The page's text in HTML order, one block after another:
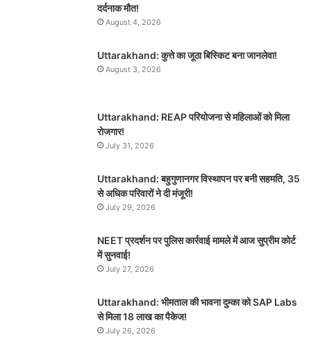
दर्दनाक मौत!
August 4, 2026
Uttarakhand: कुत्ते का जूठा बिस्किट बना जानलेवा!
August 3, 2026
Uttarakhand: REAP परियोजना से महिलाओं को मिला
रोजगार!
July 31, 2026
Uttarakhand: बहुगुणानगर विस्थापन पर बनी सहमति, 35
से अधिक परिवारों ने दी मंजूरी!
July 29, 2026
NEET प्रदर्शन पर पुलिस कार्रवाई मामले में आज सुप्रीम कोर्ट
में सुनवाई!
July 27, 2026
Uttarakhand: भीमताल की भावना दुम्का को SAP Labs
से मिला 18 लाख का पैकेज!
July 26, 2026